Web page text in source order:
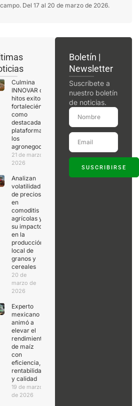
Del 17 al 20 de marzo de 2026.
Culmina
INNOVAR con
hitos exitosos,
fortaleciéndose
como
destacada
plataforma de
los
agronegocios
21 de marzo de
2026
Analizan
volatilidad
de precios
en
comoditis
agrícolas y
su impacto
en la
producción
local de
granos y
cereales
20 de
marzo de
2026
Experto
mexicano
animó a
elevar el
rendimiento
de maíz
con
eficiencia,
rentabilidad
y calidad
19 de marzo
de 2026
Boletín |
Newsletter
Suscríbete a
nuestro boletín
de noticias.
SUSCRIBIRSE